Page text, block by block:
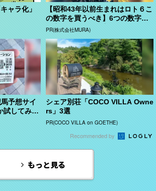
ャラ化」
【昭和43年以前生まれはロト６こ
の数字を買うべき】6つの数字が
「完全一致」する方...
PR(株式会社MURA)
予想サイ
試してみ
シェア別荘「COCO VILLA Owne
rs」3選
PR(COCO VILLA on GOETHE)
Recommended by
もっと見る